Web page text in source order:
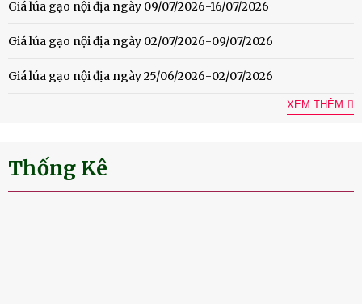
Giá lúa gạo nội địa ngày 09/07/2026-16/07/2026
Giá lúa gạo nội địa ngày 02/07/2026-09/07/2026
Giá lúa gạo nội địa ngày 25/06/2026-02/07/2026
XEM THÊM
Thống Kê